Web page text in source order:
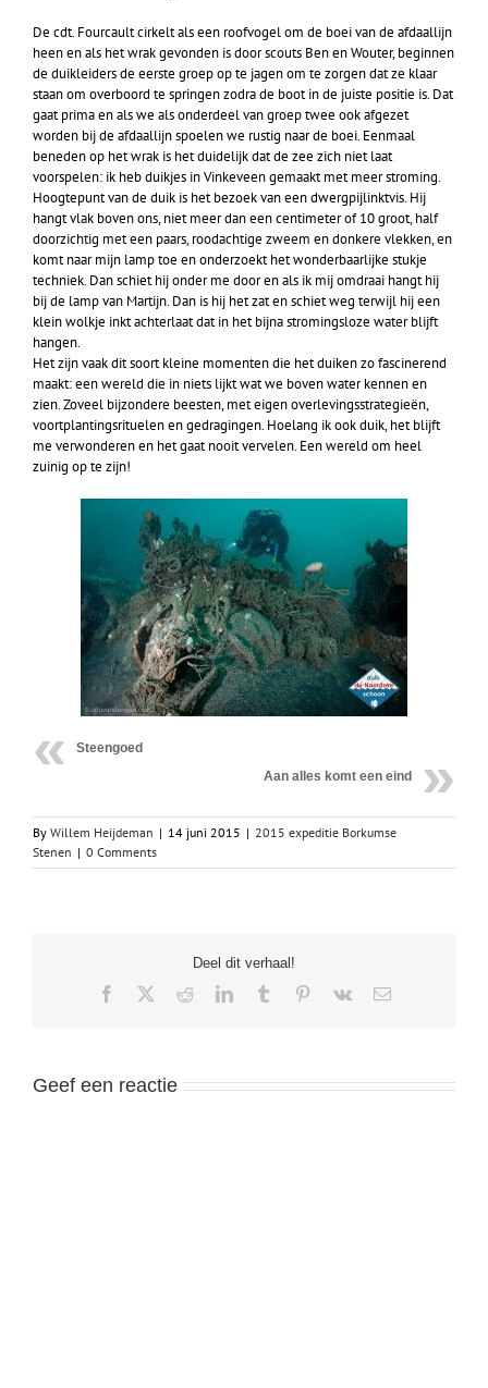
De cdt. Fourcault cirkelt als een roofvogel om de boei van de afdaallijn
heen en als het wrak gevonden is door scouts Ben en Wouter, beginnen
de duikleiders de eerste groep op te jagen om te zorgen dat ze klaar
staan om overboord te springen zodra de boot in de juiste positie is. Dat
gaat prima en als we als onderdeel van groep twee ook afgezet
worden bij de afdaallijn spoelen we rustig naar de boei. Eenmaal
beneden op het wrak is het duidelijk dat de zee zich niet laat
voorspelen: ik heb duikjes in Vinkeveen gemaakt met meer stroming.
Hoogtepunt van de duik is het bezoek van een dwergpijlinktvis. Hij
hangt vlak boven ons, niet meer dan een centimeter of 10 groot, half
doorzichtig met een paars, roodachtige zweem en donkere vlekken, en
komt naar mijn lamp toe en onderzoekt het wonderbaarlijke stukje
techniek. Dan schiet hij onder me door en als ik mij omdraai hangt hij
bij de lamp van Martijn. Dan is hij het zat en schiet weg terwijl hij een
klein wolkje inkt achterlaat dat in het bijna stromingsloze water blijft
hangen.
Het zijn vaak dit soort kleine momenten die het duiken zo fascinerend
maakt: een wereld die in niets lijkt wat we boven water kennen en
zien. Zoveel bijzondere beesten, met eigen overlevingsstrategieën,
voortplantingsrituelen en gedragingen. Hoelang ik ook duik, het blijft
me verwonderen en het gaat nooit vervelen. Een wereld om heel
zuinig op te zijn!
Steengoed
Aan alles komt een eind
By Willem Heijdeman | 14 juni 2015 | 2015 expeditie Borkumse
Stenen | 0 Comments
Deel dit verhaal!
Facebook RedditLinkedInTumblr Pinterest
Vk Email
Geef een reactie